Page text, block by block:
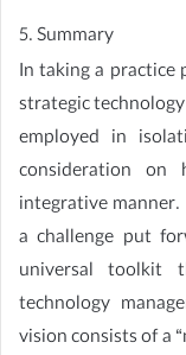
5. Summary
In taking a practice
strategic
employed in
consideration
integrative
a challenge put
universal toolkit
technology
vision consists of a